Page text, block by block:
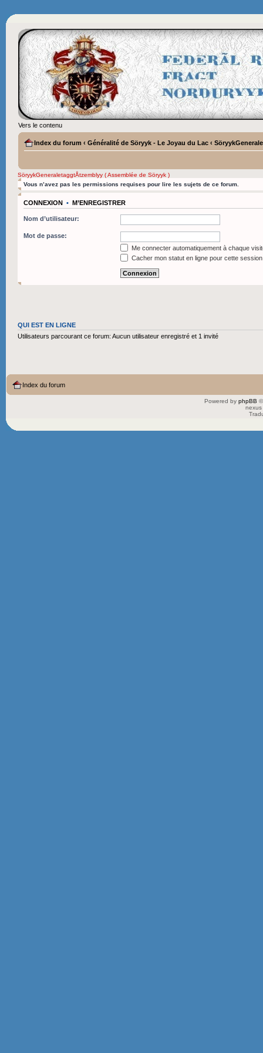
Vers le contenu
Index du forum ‹ Généralité de Söryyk - Le Joyau du Lac ‹
SöryykGeneraletaggtÅtzemblyy ( Assemblée de Söryyk )
Vous n’avez pas les permissions requises pour lire les sujets de ce forum.
CONNEXION • M’ENREGISTRER
Nom d’utilisateur:
Mot de passe:
Me connecter automatiquement à chaque
Cacher mon statut en ligne pour cette session
QUI EST EN LIGNE
Utilisateurs parcourant ce forum: Aucun utilisateur enregistré et 1 invité
Index du forum
Powered by phpBB